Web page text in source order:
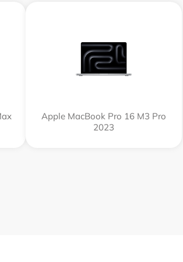
Apple MacBook Pro 16 M3 Pro
2023